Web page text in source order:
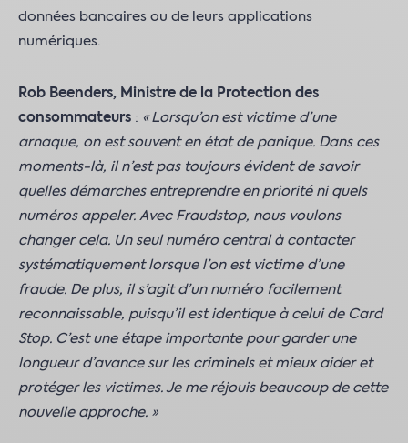
données bancaires ou de leurs applications
numériques.
Rob Beenders, Ministre de la Protection des
consommateurs : « Lorsqu’on est victime d’une
arnaque, on est souvent en état de panique. Dans ces
moments-là, il n’est pas toujours évident de savoir
quelles démarches entreprendre en priorité ni quels
numéros appeler. Avec Fraudstop, nous voulons
changer cela. Un seul numéro central à contacter
systématiquement lorsque l’on est victime d’une
fraude. De plus, il s’agit d’un numéro facilement
reconnaissable, puisqu’il est identique à celui de Card
Stop. C’est une étape importante pour garder une
longueur d’avance sur les criminels et mieux aider et
protéger les victimes. Je me réjouis beaucoup de cette
nouvelle approche. »